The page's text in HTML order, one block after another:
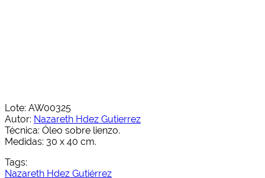
Lote: AW00325
Autor: Nazareth Hdez Gutierrez
Técnica: Óleo sobre lienzo.
Medidas: 30 x 40 cm.
Tags:
Nazareth Hdez Gutiérrez